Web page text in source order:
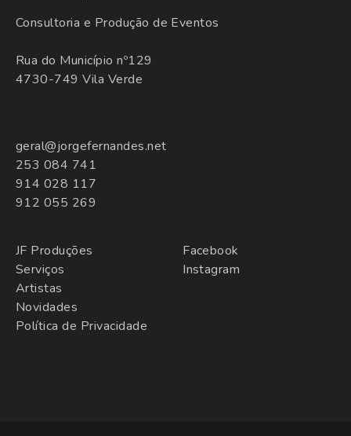
Consultoria e Produção de Eventos
Rua do Município nº129
4730-749 Vila Verde
geral@jorgefernandes.net
253 084 741
914 028 117
912 055 269
JF Produções
Serviços
Artistas
Novidades
Política de Privacidade
Facebook
Instagram